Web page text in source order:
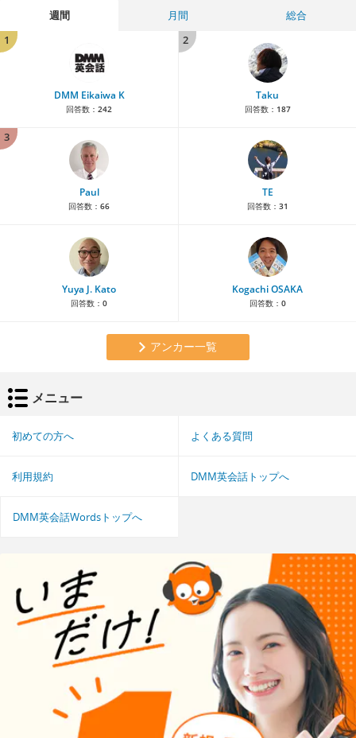
週間 月間
総合
1
DMM Eikaiwa K
回答数： 242
2
Taku
回答数： 187
3
Paul
回答数： 66
TE
回答数： 31
Yuya J. Kato
回答数： 0
Kogachi OSAKA
回答数： 0
アンカー一覧
メニュー
初めての方へ よくある質問
利用規約 DMM英会話トップへ
DMM英会話Wordsトップへ